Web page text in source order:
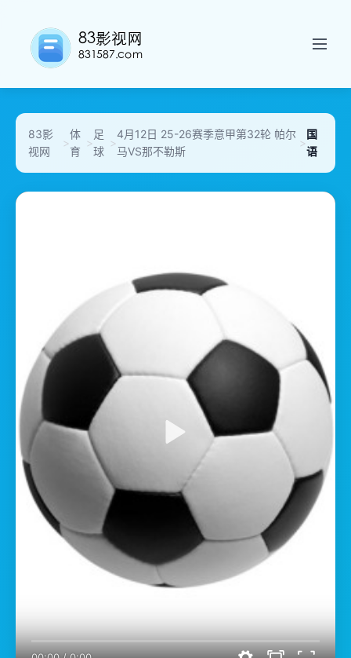
83影
视网
>
体
育
>
足
球
>
4月12日 25-26赛季意甲第32轮 帕尔
马VS那不勒斯
>
国
语